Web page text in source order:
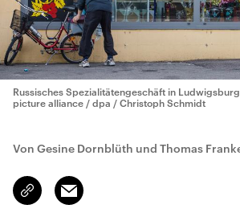
Russisches Spezialitätengeschäft in Ludwigsburg
picture alliance / dpa / Christoph Schmidt
Von Gesine Dornblüth und Thomas
Link
kopieren/teilen
Email